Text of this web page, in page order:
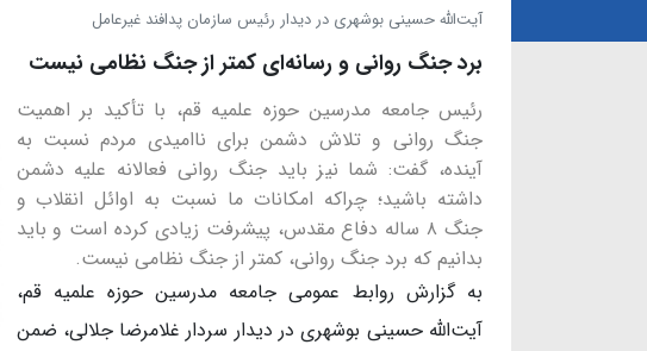
آیت‌الله حسینی بوشهری در دیدار رئیس سازمان پدافند غیرعامل
برد جنگ روانی و رسانه‌ای کمتر از جنگ نظامی نیست
رئیس جامعه مدرسین حوزه علمیه قم، با تأکید بر اهمیت
جنگ روانی و تلاش دشمن برای ناامیدی مردم نسبت به
آینده، گفت: شما نیز باید جنگ روانی فعالانه علیه دشمن
داشته باشید؛ چراکه امکانات ما نسبت به اوائل انقلاب و
جنگ ۸ ساله دفاع مقدس، پیشرفت زیادی کرده است و باید
بدانیم که برد جنگ روانی، کمتر از جنگ نظامی نیست.
به گزارش روابط عمومی جامعه مدرسین حوزه علمیه قم،
آیت‌الله حسینی بوشهری در دیدار سردار غلامرضا جلالی، ضمن